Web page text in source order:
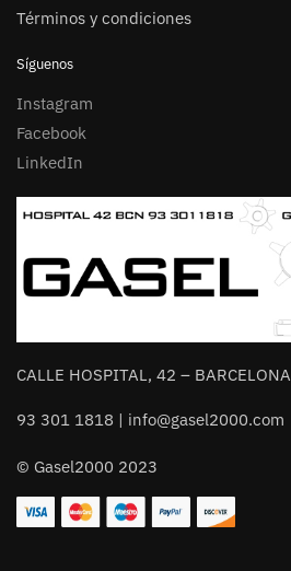
Términos y condiciones
Síguenos
Instagram
Facebook
LinkedIn
CALLE HOSPITAL, 42 – BARCELONA
93 301 1818 | info@gasel2000.com
© Gasel2000 2023